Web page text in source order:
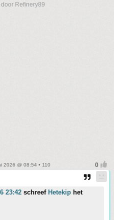
Refinery89
2026 @ 08:54 • 110
23:42 schreef Hetekip het